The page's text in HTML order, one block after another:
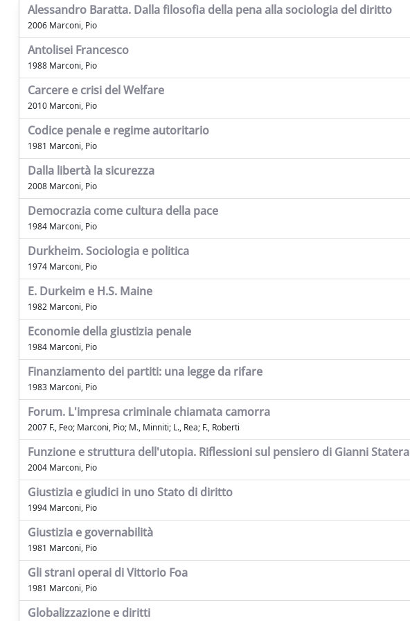
Alessandro Baratta. Dalla filosofia della pena alla sociologia del diritto
2006 Marconi, Pio
Antolisei Francesco
1988 Marconi, Pio
Carcere e crisi del Welfare
2010 Marconi, Pio
Codice penale e regime autoritario
1981 Marconi, Pio
Dalla libertà la sicurezza
2008 Marconi, Pio
Democrazia come cultura della pace
1984 Marconi, Pio
Durkheim. Sociologia e politica
1974 Marconi, Pio
E. Durkeim e H.S. Maine
1982 Marconi, Pio
Economie della giustizia penale
1984 Marconi, Pio
Finanziamento dei partiti: una legge da rifare
1983 Marconi, Pio
Forum. L'impresa criminale chiamata camorra
2007 F., Feo; Marconi, Pio; M., Minniti; L., Rea; F., Roberti
Funzione e struttura dell'utopia. Riflessioni sul pensiero di Gianni Statera
2004 Marconi, Pio
Giustizia e giudici in uno Stato di diritto
1994 Marconi, Pio
Giustizia e governabilità
1981 Marconi, Pio
Gli strani operai di Vittorio Foa
1981 Marconi, Pio
Globalizzazione e diritti